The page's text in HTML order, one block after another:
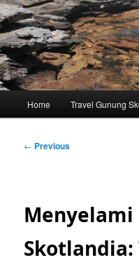
Skip
to
primary
content
Home Travel Gunung
Post
← Previous
Menyelami
Skotlandia: